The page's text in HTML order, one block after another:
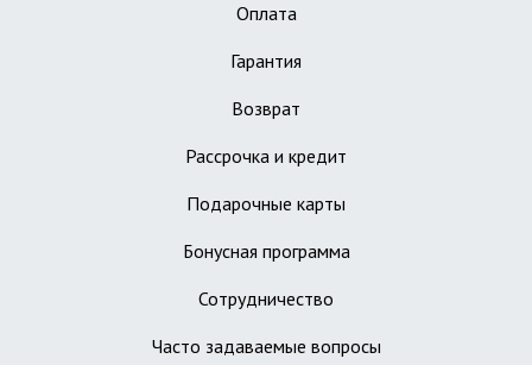
Оплата
Гарантия
Возврат
Рассрочка и кредит
Подарочные карты
Бонусная программа
Сотрудничество
Часто задаваемые вопросы